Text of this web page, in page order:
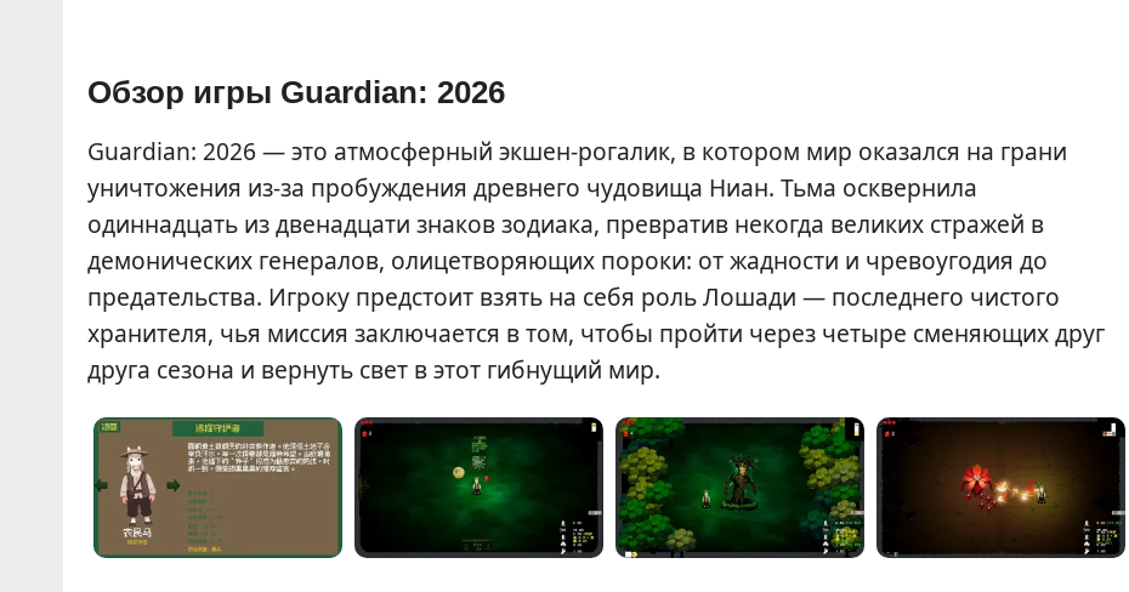
Обзор игры Guardian: 2026
Guardian: 2026 — это атмосферный экшен-рогалик, в котором мир оказался на грани
уничтожения из-за пробуждения древнего чудовища Ниан. Тьма осквернила
одиннадцать из двенадцати знаков зодиака, превратив некогда великих стражей в
демонических генералов, олицетворяющих пороки: от жадности и чревоугодия до
предательства. Игроку предстоит взять на себя роль Лошади — последнего чистого
хранителя, чья миссия заключается в том, чтобы пройти через четыре сменяющих друг
друга сезона и вернуть свет в этот гибнущий мир.